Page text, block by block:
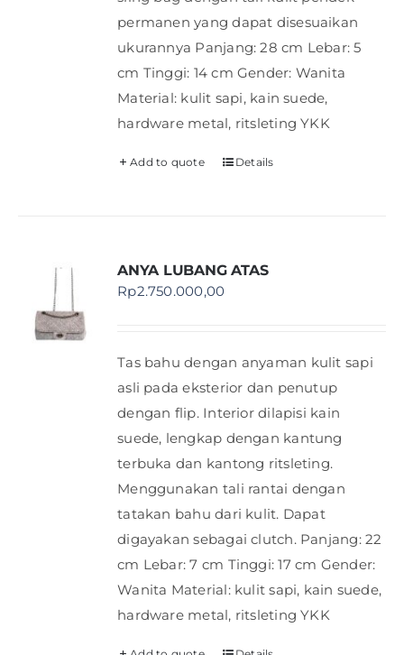
permanen yang dapat disesuaikan
ukurannya Panjang: 28 cm Lebar: 5
cm Tinggi: 14 cm Gender: Wanita
Material: kulit sapi, kain suede,
hardware metal, ritsleting YKK
Add to quote Details
ANYA LUBANG ATAS
Rp2.750.000,00
Tas bahu dengan anyaman kulit sapi
asli pada eksterior dan penutup
dengan flip. Interior dilapisi kain
suede, lengkap dengan kantung
terbuka dan kantong ritsleting.
Menggunakan tali rantai dengan
tatakan bahu dari kulit. Dapat
digayakan sebagai clutch. Panjang: 22
cm Lebar: 7 cm Tinggi: 17 cm Gender:
Wanita Material: kulit sapi, kain suede,
hardware metal, ritsleting YKK